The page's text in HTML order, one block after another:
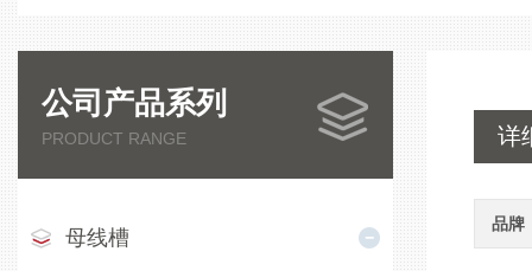
公司产品系列
PRODUCT RANGE
母线槽
详
品牌